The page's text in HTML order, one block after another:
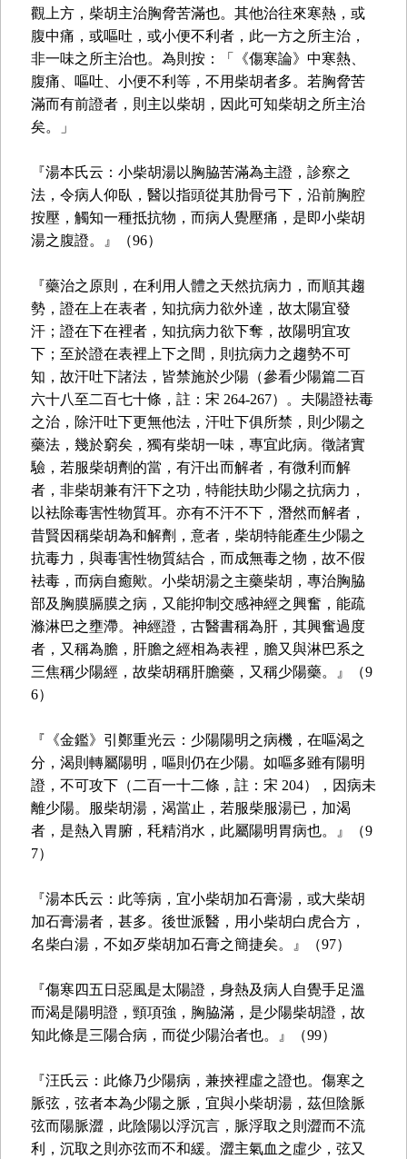
觀上方，柴胡主治胸脅苦滿也。其他治往來寒熱，或
腹中痛，或嘔吐，或小便不利者，此一方之所主治，
非一味之所主治也。為則按：「《傷寒論》中寒熱、
腹痛、嘔吐、小便不利等，不用柴胡者多。若胸脅苦
滿而有前證者，則主以柴胡，因此可知柴胡之所主治
矣。」
『湯本氏云：小柴胡湯以胸脇苦滿為主證，診察之
法，令病人仰臥，醫以指頭從其肋骨弓下，沿前胸腔
按壓，觸知一種抵抗物，而病人覺壓痛，是即小柴胡
湯之腹證。』（96）
『藥治之原則，在利用人體之天然抗病力，而順其趨
勢，證在上在表者，知抗病力欲外達，故太陽宜發
汗；證在下在裡者，知抗病力欲下奪，故陽明宜攻
下；至於證在表裡上下之間，則抗病力之趨勢不可
知，故汗吐下諸法，皆禁施於少陽（參看少陽篇二百
六十八至二百七十條，註：宋 264-267）。夫陽證袪毒
之治，除汗吐下更無他法，汗吐下俱所禁，則少陽之
藥法，幾於窮矣，獨有柴胡一味，專宜此病。徵諸實
驗，若服柴胡劑的當，有汗出而解者，有微利而解
者，非柴胡兼有汗下之功，特能扶助少陽之抗病力，
以袪除毒害性物質耳。亦有不汗不下，潛然而解者，
昔賢因稱柴胡為和解劑，意者，柴胡特能產生少陽之
抗毒力，與毒害性物質結合，而成無毒之物，故不假
袪毒，而病自癒歟。小柴胡湯之主藥柴胡，專治胸脇
部及胸膜膈膜之病，又能抑制交感神經之興奮，能疏
滌淋巴之壅滯。神經證，古醫書稱為肝，其興奮過度
者，又稱為膽，肝膽之經相為表裡，膽又與淋巴系之
三焦稱少陽經，故柴胡稱肝膽藥，又稱少陽藥。』（9
6）
『《金鑑》引鄭重光云：少陽陽明之病機，在嘔渴之
分，渴則轉屬陽明，嘔則仍在少陽。如嘔多雖有陽明
證，不可攻下（二百一十二條，註：宋 204），因病未
離少陽。服柴胡湯，渴當止，若服柴服湯已，加渴
者，是熱入胃腑，秏精消水，此屬陽明胃病也。』（9
7）
『湯本氏云：此等病，宜小柴胡加石膏湯，或大柴胡
加石膏湯者，甚多。後世派醫，用小柴胡白虎合方，
名柴白湯，不如歹柴胡加石膏之簡捷矣。』（97）
『傷寒四五日惡風是太陽證，身熱及病人自覺手足溫
而渴是陽明證，頸項強，胸脇滿，是少陽柴胡證，故
知此條是三陽合病，而從少陽治者也。』（99）
『汪氏云：此條乃少陽病，兼挾裡虛之證也。傷寒之
脈弦，弦者本為少陽之脈，宜與小柴胡湯，茲但陰脈
弦而陽脈澀，此陰陽以浮沉言，脈浮取之則澀而不流
利，沉取之則亦弦而不和緩。澀主氣血之虛少，弦又